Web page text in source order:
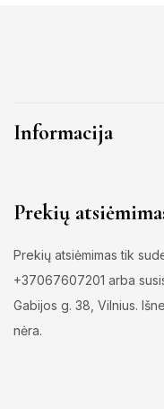
Informacija
Prekių
Prekių atsiėmimas tik
+37067607201 arba
Gabijos g. 38, Vilnius.
nėra.